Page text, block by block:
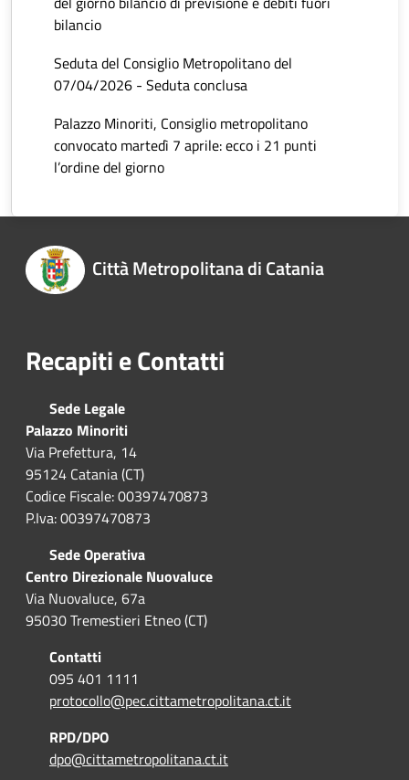
bilancio
Seduta del Consiglio Metropolitano del
07/04/2026 - Seduta conclusa
Palazzo Minoriti, Consiglio metropolitano
convocato martedì 7 aprile: ecco i 21 punti
l’ordine del giorno
Città Metropolitana di Catania
Recapiti e Contatti
Sede Legale
Palazzo Minoriti
Via Prefettura, 14
95124 Catania (CT)
Codice Fiscale: 00397470873
P.Iva: 00397470873
Sede Operativa
Centro Direzionale Nuovaluce
Via Nuovaluce, 67a
95030 Tremestieri Etneo (CT)
Contatti
095 401 1111
protocollo@pec.cittametropolitana.ct.it
RPD/DPO
dpo@cittametropolitana.ct.it